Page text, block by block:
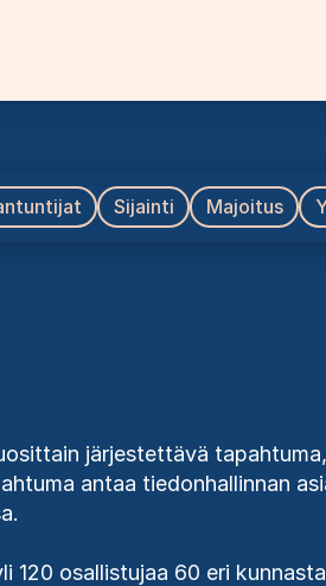
Sijainti Majoitus
järjestettävä
antaa tiedonhallinnan
120 osallistujaa 60 eri kunnasta